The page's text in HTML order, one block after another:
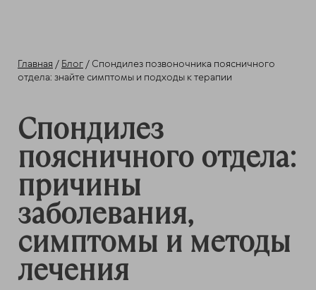
Главная / Блог / Спондилез позвоночника поясничного
отдела: знайте симптомы и подходы к терапии
Спондилез
поясничного отдела:
причины
заболевания,
симптомы и методы
лечения